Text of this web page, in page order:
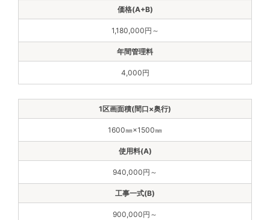
1,180,000円～
4,000円
1600㎜×1500㎜
940,000円～
900,000円～